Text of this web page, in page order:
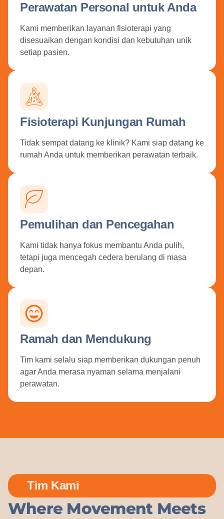
Perawatan Personal untuk Anda
Kami memberikan layanan fisioterapi yang
disesuaikan dengan kondisi dan kebutuhan unik
setiap pasien.
Fisioterapi Kunjungan Rumah
Tidak sempat datang ke klinik? Kami siap datang ke
rumah Anda untuk memberikan perawatan terbaik.
Pemulihan dan Pencegahan
Kami tidak hanya fokus membantu Anda pulih,
tetapi juga mencegah cedera berulang di masa
depan.
Ramah dan Mendukung
Tim kami selalu siap memberikan dukungan penuh
agar Anda merasa nyaman selama menjalani
perawatan.
Tim Kami
Where Movement Meets